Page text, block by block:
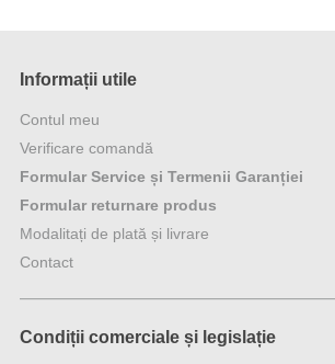
Informații utile
Contul meu
Verificare comandă
Formular Service și Termenii Garanției
Formular returnare produs
Modalitați de plată și livrare
Contact
Condiții comerciale și legislație